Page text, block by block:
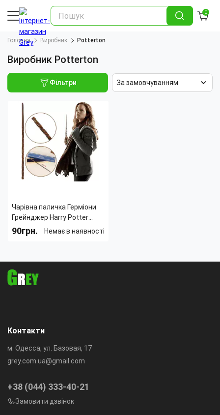
0
Головна Виробник Potterton
Виробник Potterton
Фільтри За замовчуванням
Чарівна паличка Герміони
Грейнджер Harry Potter
Stick у подарунковому
пакованні, 39.5 см, пластик
90грн. Немає в наявності
Тематика
Контакти
м. Одесса, ул. Базовая, 17
grey.com.ua@gmail.com
+38 (044) 333-40-21
Замовити дзвінок